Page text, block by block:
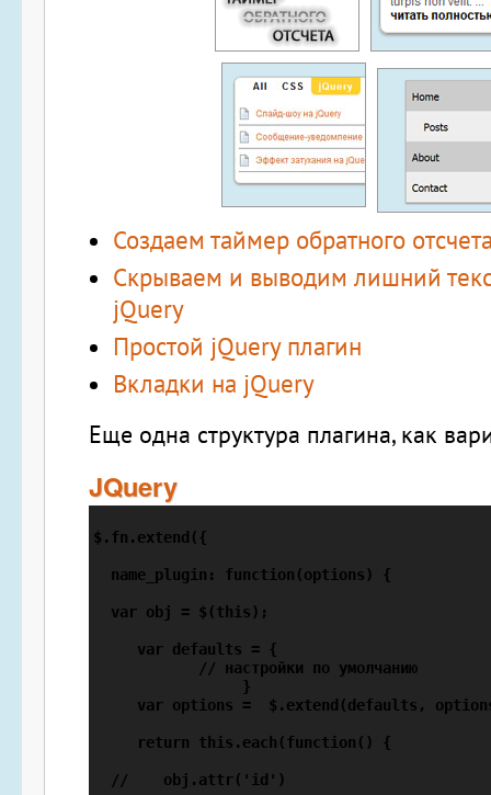
Создаем таймер обратного
Скрываем и выводим лишний
jQuery
Простой jQuery плагин
Вкладки на jQuery
Еще одна структура плагина, как
JQuery
$.fn.extend({
  name_plugin: function(options) {
  var obj = $(this);
     var defaults = {
var options =  $.extend(defaults,
     return this.each(function() {
  //    obj.attr('id')